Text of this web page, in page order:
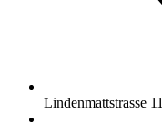
Lindenmattstrasse 11